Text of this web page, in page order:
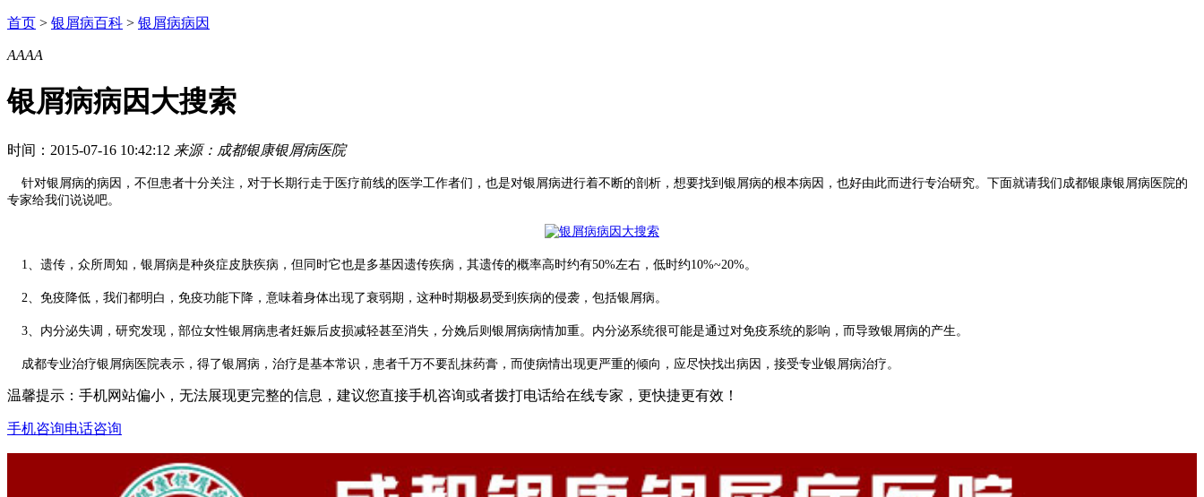
首页 > 银屑病百科 > 银屑病病因
AAAA
银屑病病因大搜索
时间：2015-07-16 10:42:12 来源：成都银康银屑病医院
针对银屑病的病因，不但患者十分关注，对于长期行走于医疗前线的医学工作者们，也是对银屑病进行着不断的剖析，想要找到银屑病的根本病因，也好由此而进行专治研究。下面就请我们成都银康银屑病医院的
专家给我们说说吧。
1、遗传，众所周知，银屑病是种炎症皮肤疾病，但同时它也是多基因遗传疾病，其遗传的概率高时约有50%左右，低时约10%~20%。
2、免疫降低，我们都明白，免疫功能下降，意味着身体出现了衰弱期，这种时期极易受到疾病的侵袭，包括银屑病。
3、内分泌失调，研究发现，部位女性银屑病患者妊娠后皮损减轻甚至消失，分娩后则银屑病病情加重。内分泌系统很可能是通过对免疫系统的影响，而导致银屑病的产生。
成都专业治疗银屑病医院表示，得了银屑病，治疗是基本常识，患者千万不要乱抹药膏，而使病情出现更严重的倾向，应尽快找出病因，接受专业银屑病治疗。
温馨提示：手机网站偏小，无法展现更完整的信息，建议您直接手机咨询或者拨打电话给在线专家，更快捷更有效！
手机咨询电话咨询